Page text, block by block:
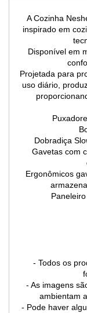
A Cozinha
inspirado em
Disponível em
Projetada para
uso diário,
Dobradiça
Gavetas com
Ergonômicos
- Todos os
- As imagens
ambientam
- Pode haver